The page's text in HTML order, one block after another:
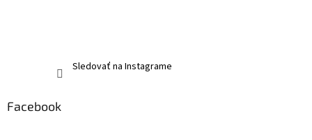
Sledovať na Instagrame
Facebook